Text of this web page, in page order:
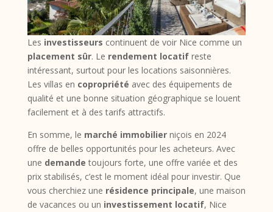
Les investisseurs continuent de voir Nice comme un
placement sûr. Le rendement locatifreste
intéressant, surtout pour les locations saisonnières.
Les villas en copropriété avec des équipements de
qualité et une bonne situation géographique se louent
facilement et à des tarifs attractifs.
En somme, le marché immobilierniçois en 2024
offre de belles opportunités pour les acheteurs. Avec
une demande toujours forte, une offre variée et des
prix stabilisés, c’est le moment idéal pour investir. Que
vous cherchiez une résidence principale, une maison
de vacances ou un investissement locatif, Nice